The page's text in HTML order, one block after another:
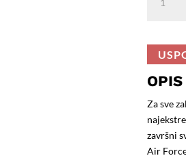
FORCE;
Razred
1kom
količina
OPIS
Za sve
završni
Air